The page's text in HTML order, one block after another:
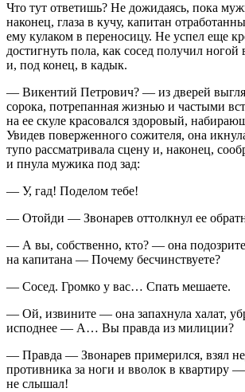
Что тут ответишь? Не дожидаясь, пока
наконец, глаза в кучу, капитан
ему кулаком в переносицу. Не успел еще
достигнуть пола, как сосед получил ногой
и, под конец, в кадык.
— Викентий Петрович? — из дверей
сорока, потрепанная жизнью и частыми
на ее скуле красовался здоровый,
Увидев поверженного сожителя, она
тупо рассматривала сцену и, наконец,
и пнула мужика под зад:
— У, гад! Поделом тебе!
— Отойди — Звонарев оттолкнул ее
— А вы, собственно, кто? — она
на капитана — Почему бесчинствуете?
— Сосед. Громко у вас… Спать мешаете.
— Ой, извините — она запахнула халат,
исподнее — А… Вы правда из милиции?
— Правда — Звонарев примерился, взял
противника за ноги и вволок в квартиру
не слышал!